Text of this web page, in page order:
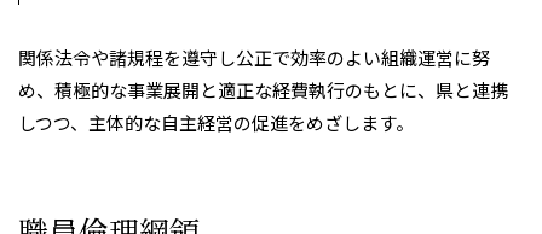
関係法令や諸規程を遵守し公正で効率のよい組織運営に努
め、積極的な事業展開と適正な経費執行のもとに、県と連携
しつつ、主体的な自主経営の促進をめざします。